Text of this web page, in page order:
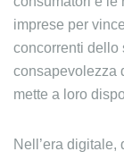
imprese per
concorrenti dello
consapevolezza
mette a loro
Nell’era